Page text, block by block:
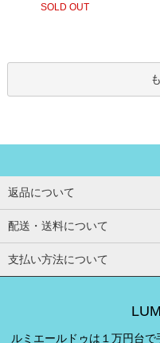
SOLD OUT
返品について
配送・送料について
支払い方法について
ルミエールドゥは１万円台